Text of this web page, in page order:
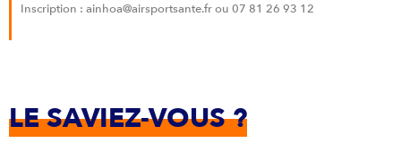
Inscription : ainhoa@airsportsante.fr ou 07 81 26 93 12
LE SAVIEZ-VOUS ?